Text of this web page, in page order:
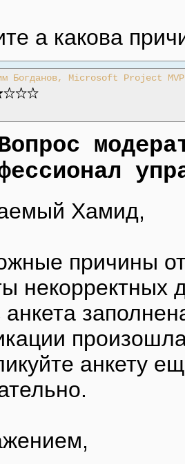
а какова
Богданов, Microsoft Project
Хамид,
причины
некорректных
анкету